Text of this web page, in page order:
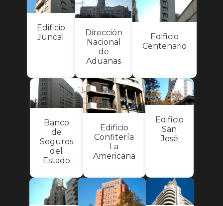
Edificio
Juncal
Dirección
Nacional
de
Aduanas
Edificio
Centenario
Banco
de
Seguros
del
Estado
Edificio
Confitería
La
Americana
Edificio
San
José